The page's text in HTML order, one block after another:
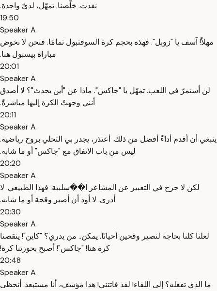
نفدت. ‫خلّصنا. ‫تمهّل، لديّ واحدة.
19:50
Speaker A
‫مهلاً! ‫آسف يا "زوبل". ‫فهذه بحجم كرة السوفتبول تمامًا. ‫فنحن لا نخوض
مباراة بيسبول هنا.
20:01
Speaker A
‫لن أستمرّ في اللعب. ‫تمهّل يا "جاكس". ‫ماذا عن "أين يحدث"؟ ‫لا أصدق
أنني وجهتُ الكرة إليها مباشرةً.
20:11
Speaker A
‫ينبغي أن أقدم أداءً أفضل من ذلك. ‫أعتذر، يجدر بي التحلي بروح رياضية.
‫ليس من باب الاتفاق مع "جاكس" أو ما شابه.
20:20
Speaker A
‫لكن لا حرج في التعبير عن المشاعر ا��سلبية. ‫فهذا الطبيعي. ‫لا
أدري. ‫لا أود أن أصير وقحة أو ما شابه.
20:30
Speaker A
‫لعلنا كلنا بحاجة لنصير وقحين أحيانًا. ‫يمكن.. ‫من يدري؟ ‫"كاين"! ‫ينقصنا
كرة هنا! ‫"جاكس"! ‫أصبح بحوزتنا كرة!
20:48
Speaker A
‫ما الذي تفعله؟ ‫إلى اللقاء! ‫لقد فاتتني! ‫هذا مؤسف، أنا مستبعد. ‫أتحظى